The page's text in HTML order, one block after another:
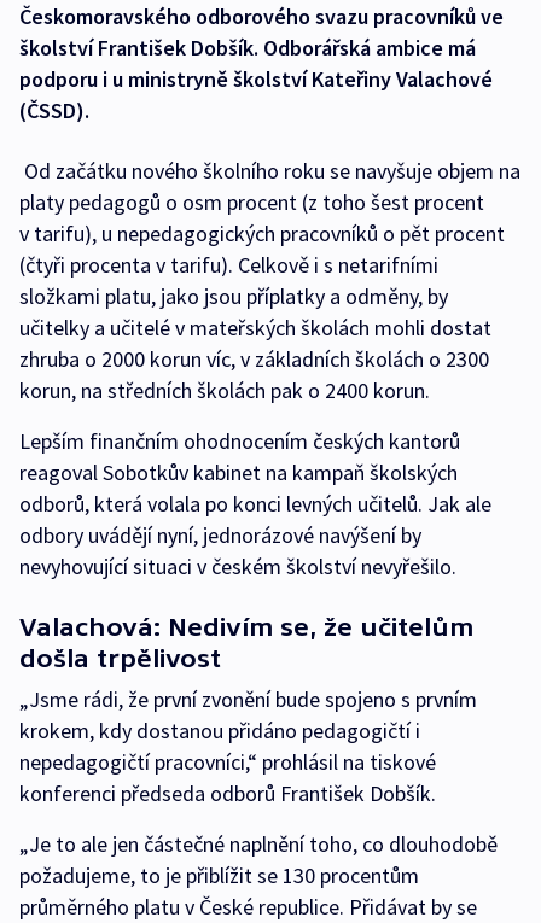
Českomoravského odborového svazu pracovníků ve
školství František Dobšík. Odborářská ambice má
podporu i u ministryně školství Kateřiny Valachové
(ČSSD).
Od začátku nového školního roku se navyšuje objem na
platy pedagogů o osm procent (z toho šest procent
v tarifu), u nepedagogických pracovníků o pět procent
(čtyři procenta v tarifu). Celkově i s netarifními
složkami platu, jako jsou příplatky a odměny, by
učitelky a učitelé v mateřských školách mohli dostat
zhruba o 2000 korun víc, v základních školách o 2300
korun, na středních školách pak o 2400 korun.
Lepším finančním ohodnocením českých kantorů
reagoval Sobotkův kabinet na kampaň školských
odborů, která volala po konci levných učitelů. Jak ale
odbory uvádějí nyní, jednorázové navýšení by
nevyhovující situaci v českém školství nevyřešilo.
Valachová: Nedivím se, že učitelům
došla trpělivost
„Jsme rádi, že první zvonění bude spojeno s prvním
krokem, kdy dostanou přidáno pedagogičtí i
nepedagogičtí pracovníci,“ prohlásil na tiskové
konferenci předseda odborů František Dobšík.
„Je to ale jen částečné naplnění toho, co dlouhodobě
požadujeme, to je přiblížit se 130 procentům
průměrného platu v České republice. Přidávat by se